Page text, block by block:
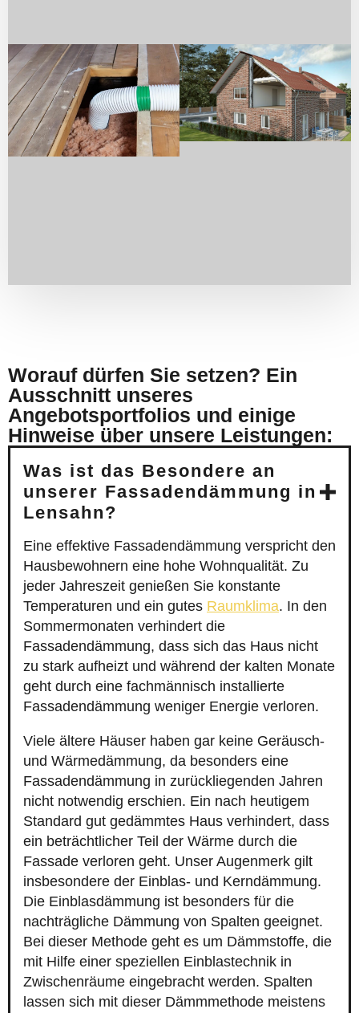
Worauf dürfen Sie setzen? Ein
Ausschnitt unseres
Angebotsportfolios und einige
Hinweise über unsere Leistungen:
Was ist das Besondere an
unserer Fassadendämmung in
Lensahn?
Eine effektive Fassadendämmung verspricht den
Hausbewohnern eine hohe Wohnqualität. Zu
jeder Jahreszeit genießen Sie konstante
Temperaturen und ein gutes Raumklima. In den
Sommermonaten verhindert die
Fassadendämmung, dass sich das Haus nicht
zu stark aufheizt und während der kalten Monate
geht durch eine fachmännisch installierte
Fassadendämmung weniger Energie verloren.
Viele ältere Häuser haben gar keine Geräusch-
und Wärmedämmung, da besonders eine
Fassadendämmung in zurückliegenden Jahren
nicht notwendig erschien. Ein nach heutigem
Standard gut gedämmtes Haus verhindert, dass
ein beträchtlicher Teil der Wärme durch die
Fassade verloren geht. Unser Augenmerk gilt
insbesondere der Einblas- und Kerndämmung.
Die Einblasdämmung ist besonders für die
nachträgliche Dämmung von Spalten geeignet.
Bei dieser Methode geht es um Dämmstoffe, die
mit Hilfe einer speziellen Einblastechnik in
Zwischenräume eingebracht werden. Spalten
lassen sich mit dieser Dämmmethode meistens